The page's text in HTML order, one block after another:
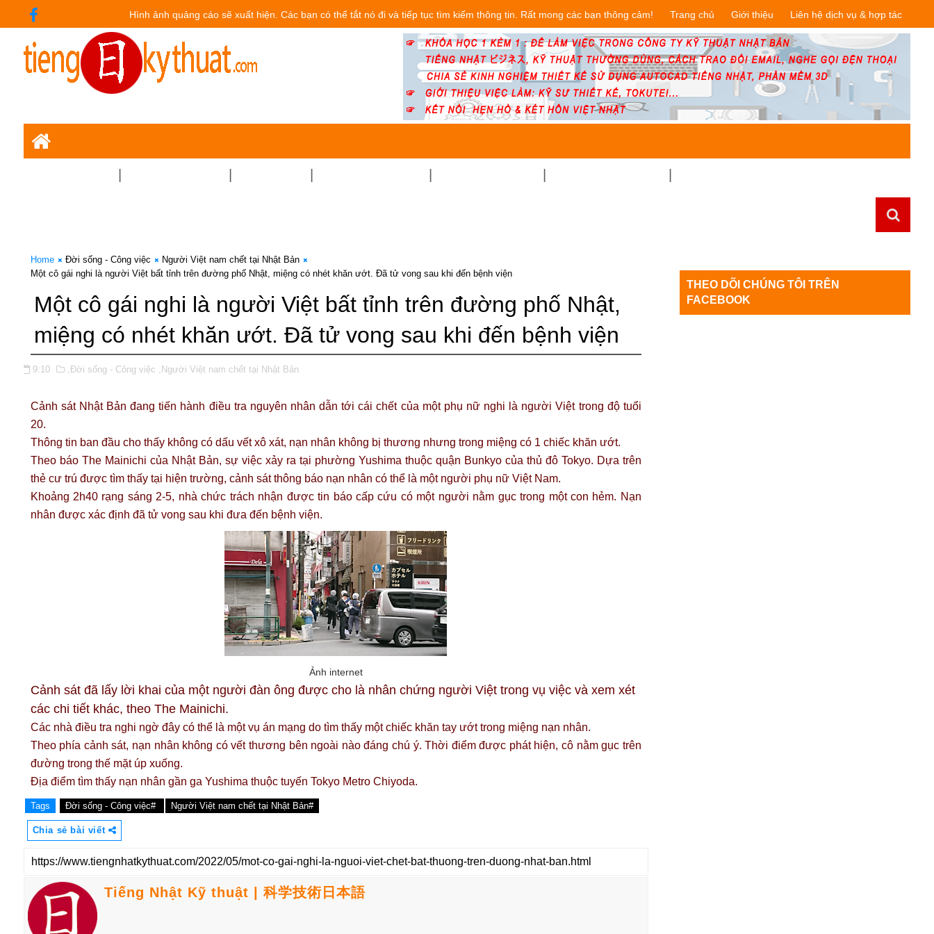
Hình ảnh quảng cáo sẽ xuất hiện. Các bạn có thể tắt nó đi và tiếp tục tìm kiếm thông tin. Rất mong các bạn thông cảm! Trang chủ Giới thiệu Liên hệ dịch vụ & hợp tác
Home Đời sống - Công việc
Người Việt nam chết tại Nhật Bản
Một cô gái nghi là người Việt bất tỉnh trên đường phố Nhật, miệng có nhét khăn ướt. Đã tử vong sau khi đến bệnh viện
Một cô gái nghi là người Việt bất tỉnh trên đường phố Nhật,
miệng có nhét khăn ướt. Đã tử vong sau khi đến bệnh viện
9:10 ,Đời sống - Công việc ,Người Việt nam chết tại Nhật Bản
Cảnh sát Nhật Bản đang tiến hành điều tra nguyên nhân dẫn tới cái chết của một phụ nữ nghi là người Việt trong độ tuổi
20.
Thông tin ban đầu cho thấy không có dấu vết xô xát, nạn nhân không bị thương nhưng trong miệng có 1 chiếc khăn ướt.
Theo báo The Mainichi của Nhật Bản, sự việc xảy ra tại phường Yushima thuộc quận Bunkyo của thủ đô Tokyo. Dựa trên
thẻ cư trú được tìm thấy tại hiện trường, cảnh sát thông báo nạn nhân có thể là một người phụ nữ Việt Nam.
Khoảng 2h40 rạng sáng 2-5, nhà chức trách nhận được tin báo cấp cứu có một người nằm gục trong một con hẻm. Nạn
nhân được xác định đã tử vong sau khi đưa đến bệnh viện.
Ảnh internet
Cảnh sát đã lấy lời khai của một người đàn ông được cho là nhân chứng người Việt trong vụ việc và xem xét
các chi tiết khác, theo The Mainichi.
Các nhà điều tra nghi ngờ đây có thể là một vụ án mạng do tìm thấy một chiếc khăn tay ướt trong miệng nạn nhân.
Theo phía cảnh sát, nạn nhân không có vết thương bên ngoài nào đáng chú ý. Thời điểm được phát hiện, cô nằm gục trên
đường trong thế mặt úp xuống.
Địa điểm tìm thấy nạn nhân gần ga Yushima thuộc tuyến Tokyo Metro Chiyoda.
Tags Đời sống - Công việc# Người Việt nam chết tại Nhật Bản#
Chia sẻ bài viết
Tiếng Nhật Kỹ thuật | 科学技術日本語
THEO DÕI CHÚNG TÔI TRÊN
FACEBOOK